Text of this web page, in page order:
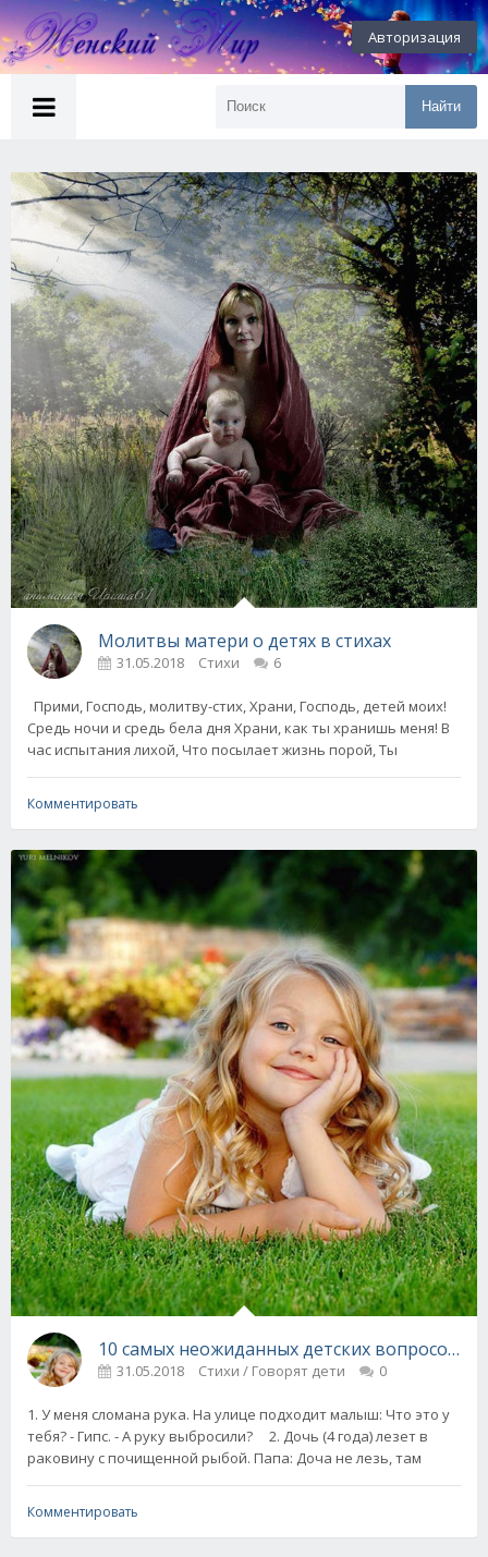
Авторизация
Найти
Молитвы матери о детях в стихах
31.05.2018 Стихи 6
Прими, Господь, молитву-стих, Храни, Господь, детей моих!
Средь ночи и средь бела дня Храни, как ты хранишь меня! В
час испытания лихой, Что посылает жизнь порой, Ты
Комментировать
10 самых неожиданных детских вопросов ))
31.05.2018 Стихи / Говорят дети 0
1. У меня сломана рука. На улице подходит малыш: Что это у
тебя? - Гипс. - А руку выбросили? 2. Дочь (4 года) лезет в
раковину с почищенной рыбой. Папа: Доча не лезь, там
Комментировать